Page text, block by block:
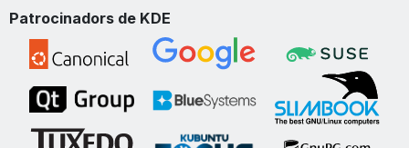
Patrocinadors de KDE